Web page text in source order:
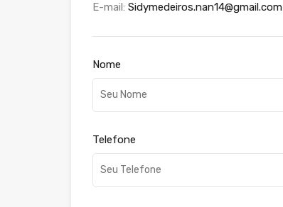
E-mail: Sidymedeiros.nan14@gmail.com
Nome
Telefone